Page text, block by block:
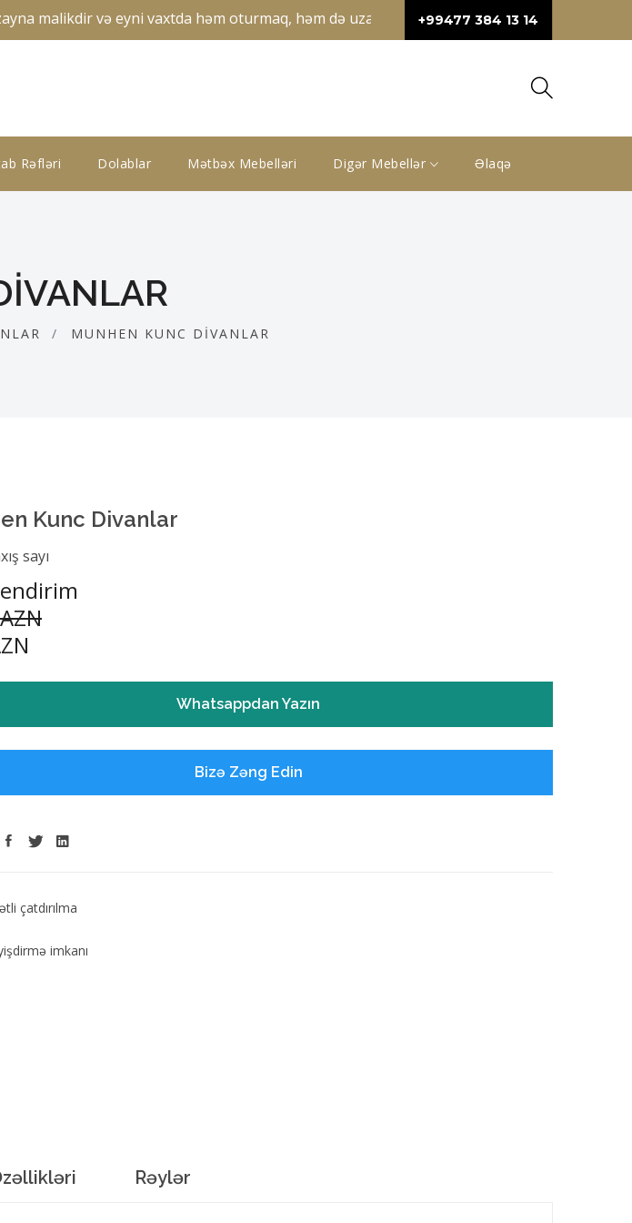
və eyni vaxtda həm oturmaq, həm də uzanmaq üçün geniş sahə təqdim edir.
+99477 384 13 14
Rəfləri Dolablar Mətbəx Mebelləri Digər Mebellər Əlaqə
MUNHEN KUNC DIVANLAR
Kunc Divanlar
sayı
Whatsappdan Yazın
Bizə Zəng Edin
çatdırılma
imkanı
Rəylər